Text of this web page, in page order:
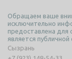
Обращаем ваше
исключительно
предоставлена для
является
Сызрань